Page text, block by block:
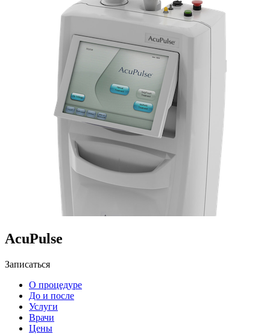
AcuPulse
Записаться
О процедуре
До и после
Услуги
Врачи
Цены